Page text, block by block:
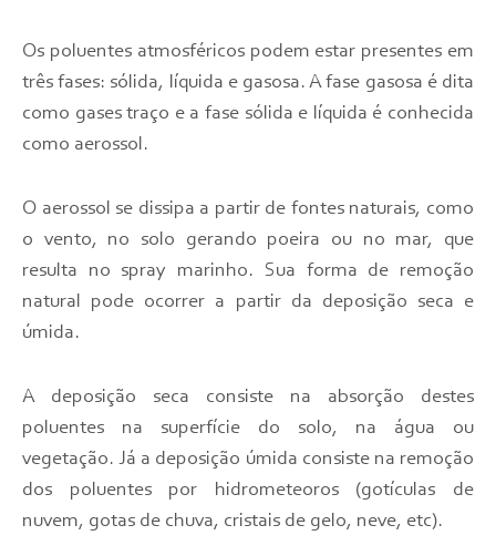
Os poluentes atmosféricos podem estar presentes em
três fases: sólida, líquida e gasosa. A fase gasosa é dita
como gases traço e a fase sólida e líquida é conhecida
como aerossol.
O aerossol se dissipa a partir de fontes naturais, como
o vento, no solo gerando poeira ou no mar, que
resulta no spray marinho. Sua forma de remoção
natural pode ocorrer a partir da deposição seca e
úmida.
A deposição seca consiste na absorção destes
poluentes na superfície do solo, na água ou
vegetação. Já a deposição úmida consiste na remoção
dos poluentes por hidrometeoros (gotículas de
nuvem, gotas de chuva, cristais de gelo, neve, etc).